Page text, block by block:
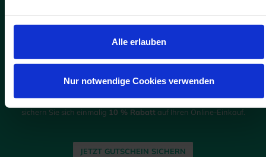
Alle erlauben
Nur notwendige Cookies verwenden
ADS-Newsmail
Melden Sie sich jetzt für unsere kostenfreie ADS-Newsmail an und
sichern Sie sich einmalig 10 % Rabattauf Ihren Online-Einkauf.
JETZT GUTSCHEIN SICHERN